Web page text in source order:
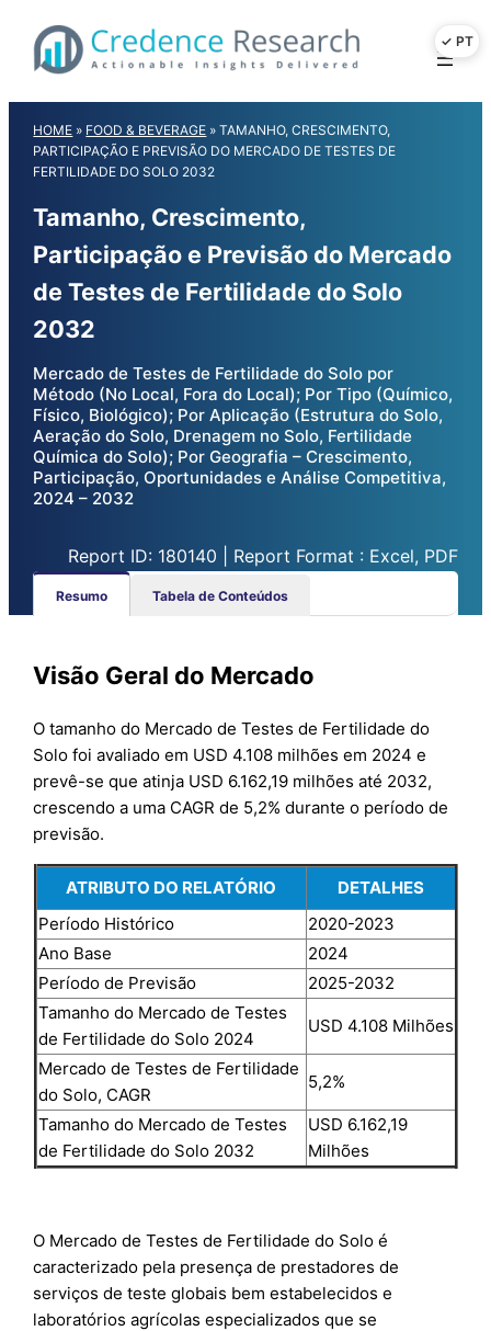
content
HOME » FOOD & BEVERAGE »TAMANHO, CRESCIMENTO,
PARTICIPAÇÃO E PREVISÃO DO MERCADO DE TESTES DE
FERTILIDADE DO SOLO 2032
Tamanho, Crescimento,
Participação e Previsão do Mercado
de Testes de Fertilidade do Solo
2032
Mercado de Testes de Fertilidade do Solo por
Método (No Local, Fora do Local); Por Tipo (Químico,
Físico, Biológico); Por Aplicação (Estrutura do Solo,
Aeração do Solo, Drenagem no Solo, Fertilidade
Química do Solo); Por Geografia – Crescimento,
Participação, Oportunidades e Análise Competitiva,
2024 – 2032
Report ID: 180140 | Report Format : Excel, PDF
Resumo Tabela de Conteúdos
Visão Geral do Mercado
O tamanho do Mercado de Testes de Fertilidade do
Solo foi avaliado em USD 4.108 milhões em 2024 e
prevê-se que atinja USD 6.162,19 milhões até 2032,
crescendo a uma CAGR de 5,2% durante o período de
previsão.
ATRIBUTO DO RELATÓRIO
DETALHES
Período Histórico
2020-2023
Ano Base
2024
Período de Previsão
2025-2032
Tamanho do Mercado de Testes
de Fertilidade do Solo 2024
USD 4.108 Milhões
Mercado de Testes de Fertilidade
do Solo, CAGR
5,2%
Tamanho do Mercado de Testes
de Fertilidade do Solo 2032
USD 6.162,19
Milhões
O Mercado de Testes de Fertilidade do Solo é
caracterizado pela presença de prestadores de
serviços de teste globais bem estabelecidos e
laboratórios agrícolas especializados que se